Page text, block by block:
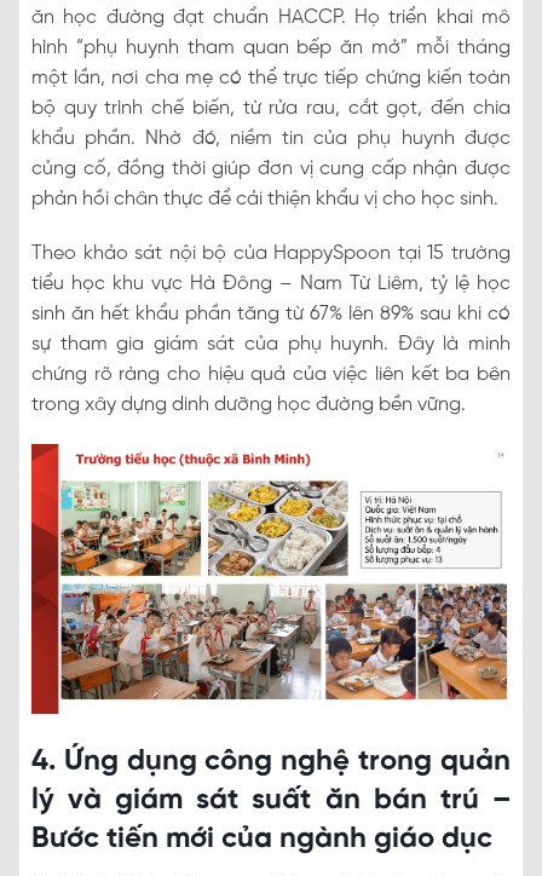
ăn học đường đạt chuẩn HACCP. Họ triển khai mô
hình “phụ huynh tham quan bếp ăn mở” mỗi tháng
một lần, nơi cha mẹ có thể trực tiếp chứng kiến toàn
bộ quy trình chế biến, từ rửa rau, cắt gọt, đến chia
khẩu phần. Nhờ đó, niềm tin của phụ huynh được
củng cố, đồng thời giúp đơn vị cung cấp nhận được
phản hồi chân thực để cải thiện khẩu vị cho học sinh.
Theo khảo sát nội bộ của HappySpoon tại 15 trường
tiểu học khu vực Hà Đông – Nam Từ Liêm, tỷ lệ học
sinh ăn hết khẩu phần tăng từ 67% lên 89% sau khi có
sự tham gia giám sát của phụ huynh. Đây là minh
chứng rõ ràng cho hiệu quả của việc liên kết ba bên
trong xây dựng dinh dưỡng học đường bền vững.
4. Ứng dụng công nghệ trong quản
lý và giám sát suất ăn bán trú –
Bước tiến mới của ngành giáo dục